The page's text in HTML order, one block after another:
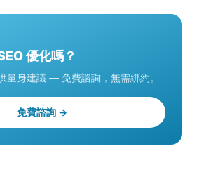
優化嗎？
量身建議 — 免費諮詢，無需綁約。
免費諮詢 →